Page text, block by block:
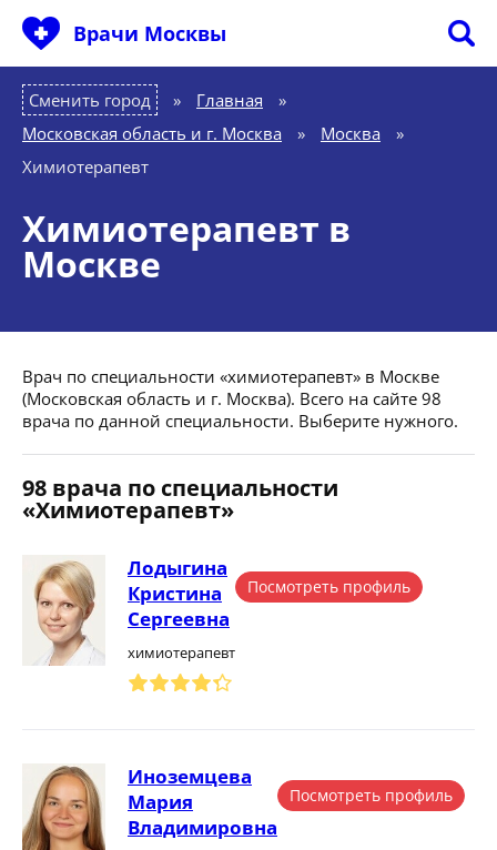
Врачи Москвы
Сменить город Главная
»
Московская область и г. Москва
» Москва
»
Химиотерапевт
Химиотерапевт в
Москве
Врач по специальности «химиотерапевт» в Москве
(Московская область и г. Москва). Всего на сайте 98
врача по данной специальности. Выберите нужного.
98 врача по специальности
«Химиотерапевт»
Лодыгина
Кристина
Сергеевна
химиотерапевт
Посмотреть профиль
Иноземцева
Мария
Владимировна
Посмотреть профиль